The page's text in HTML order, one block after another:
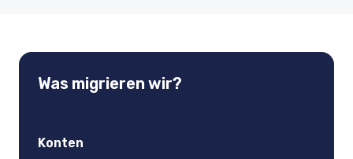
Was migrieren wir?
Konten